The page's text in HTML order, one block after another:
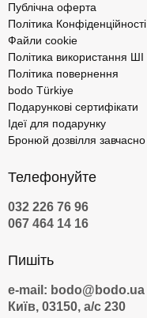
Публічна оферта
Політика Конфіденційності
Файли cookie
Політика використання ШІ
Політика повернення
bodo Türkiye
Подарункові сертифікати
Ідеї для подарунку
Бронюй дозвілля завчасно
Телефонуйте
032 226 76 96
067 464 14 16
Пишіть
e-mail: bodo@bodo.ua
Київ, 03150, а/с 230